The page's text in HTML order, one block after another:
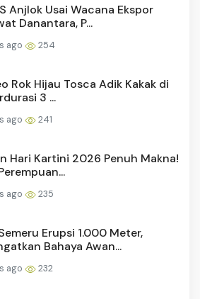
Anjlok Usai Wacana Ekspor
Danantara, P...
ago 254
Rok Hijau Tosca Adik Kakak di
3 ...
ago 241
Hari Kartini 2026 Penuh Makna!
ago 235
Erupsi 1.000 Meter,
Bahaya Awan...
ago 232